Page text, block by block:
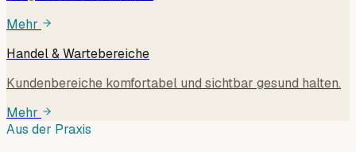
Mehr
Handel & Wartebereiche
Kundenbereiche komfortabel und sichtbar gesund halten.
Mehr
Aus der Praxis